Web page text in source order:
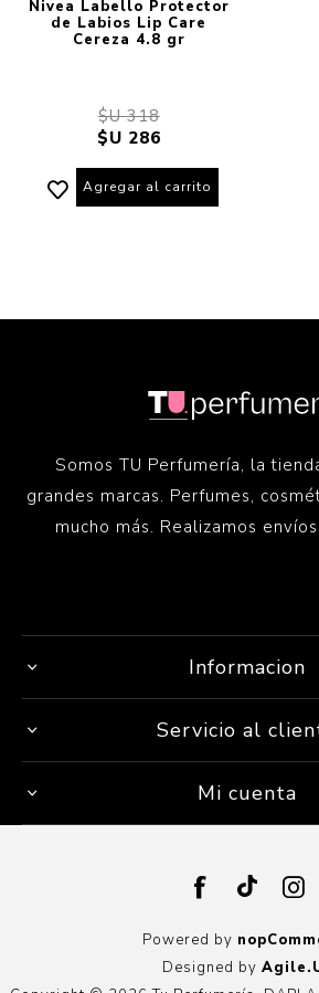
Nivea Labello Protector
de Labios Lip Care
Cereza 4.8 gr
$U 318
$U 286
Agregar al carrito
Somos TU Perfumería, la
grandes marcas. Perfumes,
mucho más. Realizamos
Informacion
Servicio al
Mi cuenta
Powered by
Designed by